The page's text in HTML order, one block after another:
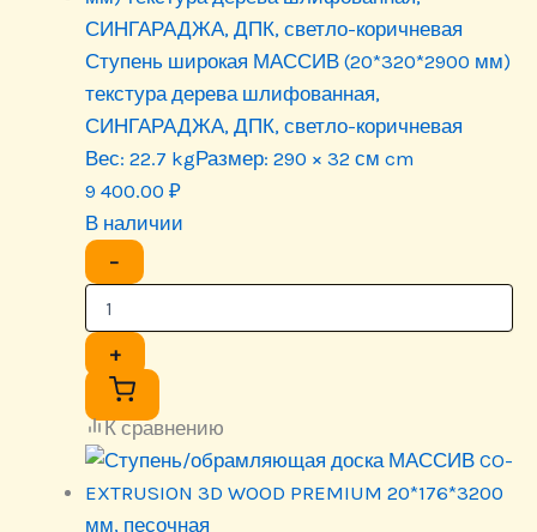
Ступень широкая МАССИВ (20*320*2900 мм)
текстура дерева шлифованная,
СИНГАРАДЖА, ДПК, светло-коричневая
Вес: 22.7 kgРазмер: 290 × 32 см cm
9 400.00 ₽
В наличии
−
+
К сравнению